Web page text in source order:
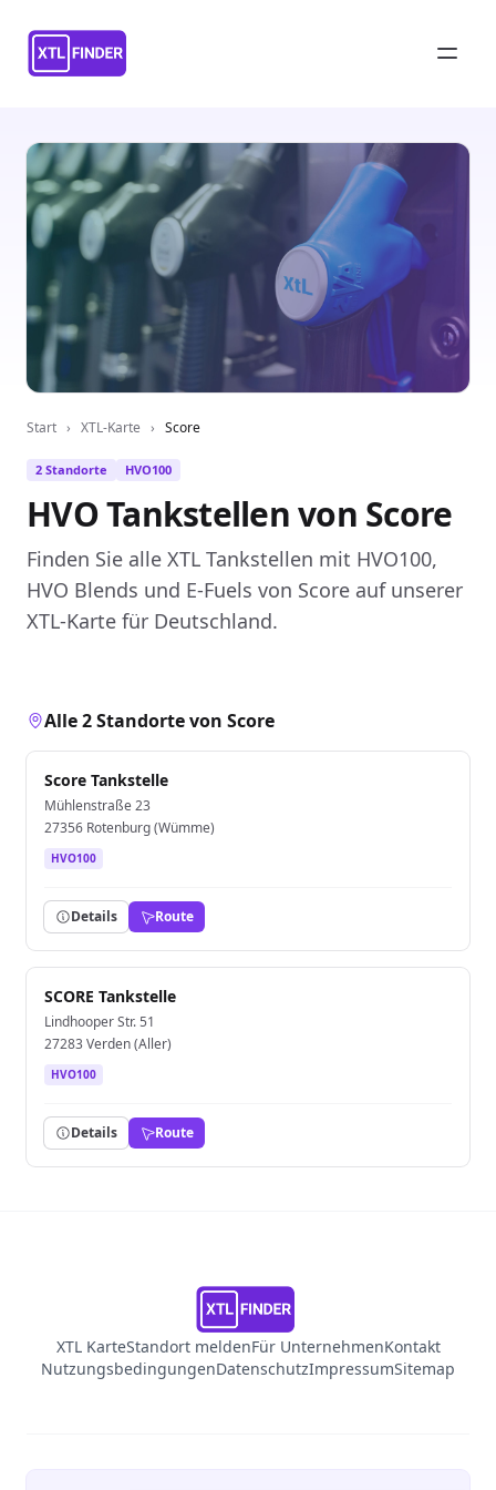
Start › XTL-Karte › Score
2 Standorte HVO100
HVO Tankstellen von Score
Finden Sie alle XTL Tankstellen mit HVO100,
HVO Blends und E-Fuels von Score auf unserer
XTL-Karte für Deutschland.
Alle 2 Standorte von Score
Score Tankstelle
Mühlenstraße 23
27356 Rotenburg (Wümme)
HVO100
Details Route
SCORE Tankstelle
Lindhooper Str. 51
27283 Verden (Aller)
HVO100
Details Route
XTL KarteStandort meldenFür UnternehmenKontakt
NutzungsbedingungenDatenschutzImpressumSitemap